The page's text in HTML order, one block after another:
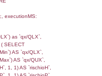
=
AND